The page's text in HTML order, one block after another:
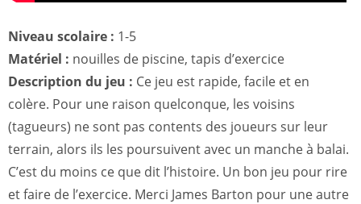
Niveau scolaire : 1-5
Matériel : nouilles de piscine, tapis d’exercice
Description du jeu : Ce jeu est rapide, facile et en
colère. Pour une raison quelconque, les voisins
(tagueurs) ne sont pas contents des joueurs sur leur
terrain, alors ils les poursuivent avec un manche à balai.
C’est du moins ce que dit l’histoire. Un bon jeu pour rire
et faire de l’exercice. Merci James Barton pour une autre